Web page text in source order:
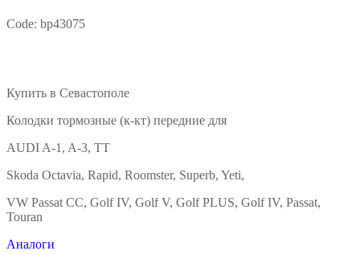
Code: bp43075
Купить в Севастополе
Колодки тормозные (к-кт) передние для
AUDI A-1, A-3, TT
Skoda Octavia, Rapid, Roomster, Superb, Yeti,
VW Passat CC, Golf IV, Golf V, Golf PLUS, Golf IV, Passat,
Touran
Аналоги